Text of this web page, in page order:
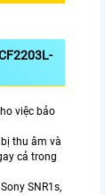
việc bảo
thu âm và
cả trong
SNR1s,